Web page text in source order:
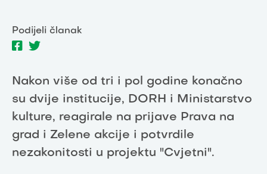
Podijeli članak
Nakon više od tri i pol godine konačno
su dvije institucije, DORH i Ministarstvo
kulture, reagirale na prijave Prava na
grad i Zelene akcije i potvrdile
nezakonitosti u projektu "Cvjetni".